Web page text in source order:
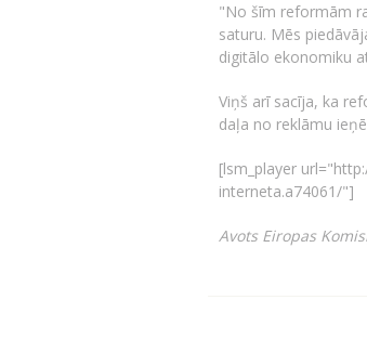
"No šīm reformām
saturu. Mēs
digitālo ekonomiku
Viņš arī sacīja, ka
daļa no reklāmu
[lsm_player
interneta.a74061/"]
Avots Eiropas